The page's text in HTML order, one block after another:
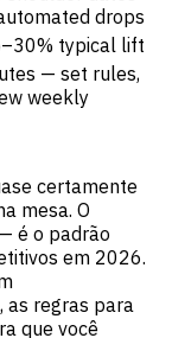
drops
typical lift
— set rules,
weekly
certamente
mesa. O
é o padrão
em 2026.
as regras para
que você